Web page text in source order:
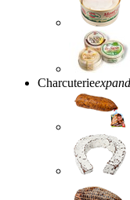
Charcuterie